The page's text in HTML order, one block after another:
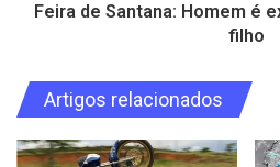
Feira de Santana: Homem é
filho
Artigos relacionados